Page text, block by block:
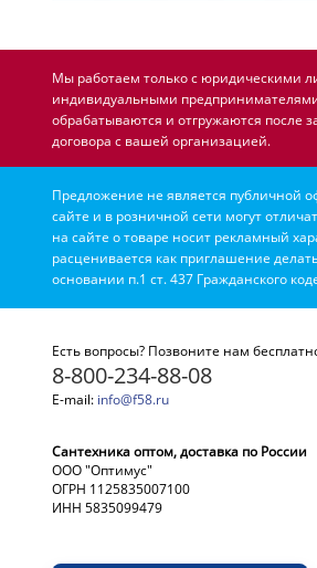
Мы работаем только с юридическими
индивидуальными
обрабатываются и отгружаются после
договора с вашей организацией.
Предложение не является публичной
сайте и в розничной сети могут
на сайте о товаре носит рекламный
расценивается как приглашение
основании п.1 ст. 437 Гражданского
Есть вопросы? Позвоните нам
8-800-234-88-08
E-mail: info@f58.ru
Сантехника оптом, доставка по России
ООО "Оптимус"
ОГРН 1125835007100
ИНН 5835099479